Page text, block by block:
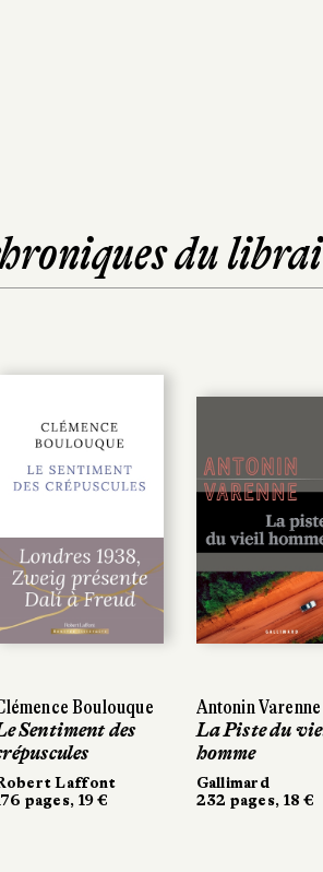
du
Boulouque
Sentiment des
Laffont
pages, 19 €
Antonin Varenne
La Piste du
homme
Gallimard
232 pages, 18 €
Boulouque
Sentiment des
Laffont
pages, 19 €
Antonin Varenne
La Piste du
homme
Gallimard
232 pages, 18 €